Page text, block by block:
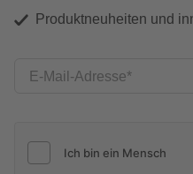
Produktneuheiten und
E-Mail-Adresse